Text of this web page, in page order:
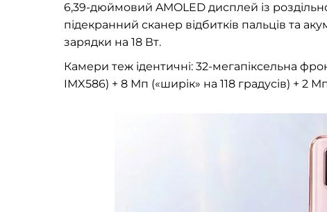
6,39-дюймовий AMOLED дисплей із
підекранний сканер відбитків пальців та
зарядки на 18 Вт.
Камери теж ідентичні: 32-мегапіксельна
IMX586) + 8 Мп («ширік» на 118 градусів) + 2